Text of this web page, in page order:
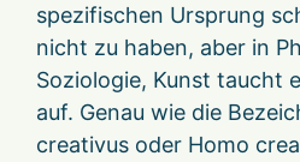
spezifischen Ursprung
nicht zu haben, aber in
Soziologie, Kunst taucht
auf. Genau wie die
creativus oder Homo